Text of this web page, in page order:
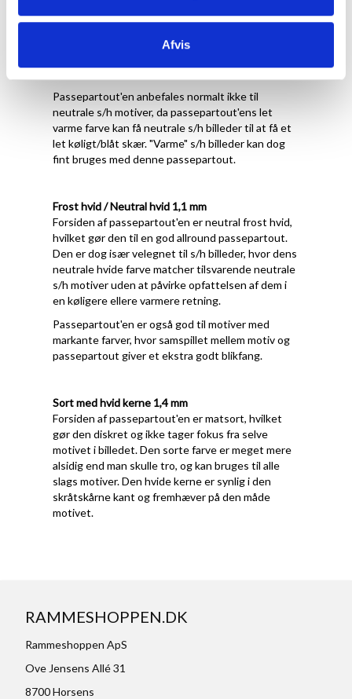
Afvis
porcelænshvid med struktur, hvilket gør den
velegnet til motiver, der har varme farver og/eller
hvid.
Passepartout'en anbefales normalt ikke til
neutrale s/h motiver, da passepartout'ens let
varme farve kan få neutrale s/h billeder til at få et
let køligt/blåt skær. "Varme" s/h billeder kan dog
fint bruges med denne passepartout.
Frost hvid / Neutral hvid 1,1 mm
Forsiden af passepartout'en er neutral frost hvid,
hvilket gør den til en god allround passepartout.
Den er dog især velegnet til s/h billeder, hvor dens
neutrale hvide farve matcher tilsvarende neutrale
s/h motiver uden at påvirke opfattelsen af dem i
en køligere ellere varmere retning.
Passepartout'en er også god til motiver med
markante farver, hvor samspillet mellem motiv og
passepartout giver et ekstra godt blikfang.
Sort med hvid kerne 1,4 mm
Forsiden af passepartout'en er matsort, hvilket
gør den diskret og ikke tager fokus fra selve
motivet i billedet. Den sorte farve er meget mere
alsidig end man skulle tro, og kan bruges til alle
slags motiver. Den hvide kerne er synlig i den
skråtskårne kant og fremhæver på den måde
motivet.
RAMMESHOPPEN.DK
Rammeshoppen ApS
Ove Jensens Allé 31
8700 Horsens